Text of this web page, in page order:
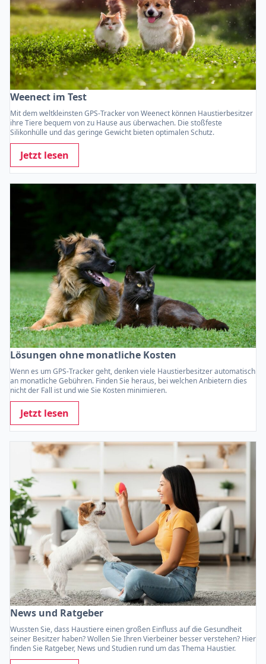
Weenect im Test
Mit dem weltkleinsten GPS-Tracker von Weenect können Haustierbesitzer
ihre Tiere bequem von zu Hause aus überwachen. Die stoßfeste
Silikonhülle und das geringe Gewicht bieten optimalen Schutz.
Jetzt lesen
Lösungen ohne monatliche Kosten
Wenn es um GPS-Tracker geht, denken viele Haustierbesitzer automatisch
an monatliche Gebühren. Finden Sie heraus, bei welchen Anbietern dies
nicht der Fall ist und wie Sie Kosten minimieren.
Jetzt lesen
News und Ratgeber
Wussten Sie, dass Haustiere einen großen Einfluss auf die Gesundheit
seiner Besitzer haben? Wollen Sie Ihren Vierbeiner besser verstehen? Hier
finden Sie Ratgeber, News und Studien rund um das Thema Haustier.